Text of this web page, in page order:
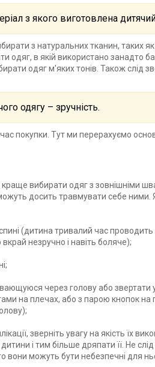
з якого виготовлена
з натуральних тканин, таких
одяг, в якій використано занадто
одяг м'яких тонів. Також слід
одягу – зручність.
покупки. Тут ми перерахуємо
краще вибирати одяг з зовнішніми
можуть досить травмувати себе
(дитина тривалий час
незручно і навіть боляче);
через голову або звертати
на плечах, або з парою кнопок на
зверніть увагу на якість їх
і тим більше дряпати її. Не
вони можуть бути небезпечні для